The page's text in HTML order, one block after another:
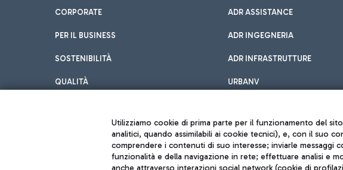
CORPORATE
PER IL BUSINESS
SOSTENIBILITÀ
QUALITÀ
ADR ASSISTANCE
ADR INGEGNERIA
ADR INFRASTRUTTURE
URBANV
Utilizziamo cookie di prima parte per il funzionamento del
analitici, quando assimilabili ai cookie tecnici), e, con il suo
comprendere i contenuti di suo interesse; inviarle messaggi
funzionalità e della navigazione in rete; effettuare analisi e
anche attraverso interazioni social network (cookie di